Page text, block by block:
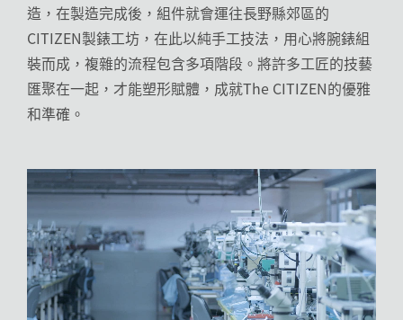
造，在製造完成後，組件就會運往長野縣郊區的
CITIZEN製錶工坊，在此以純手工技法，用心將腕錶組
裝而成，複雜的流程包含多項階段。將許多工匠的技藝
匯聚在一起，才能塑形賦體，成就The CITIZEN的優雅
和準確。